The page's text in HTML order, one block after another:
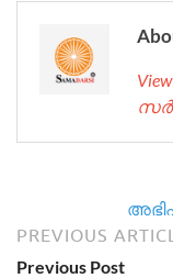
PREVIOUS
Previous Post